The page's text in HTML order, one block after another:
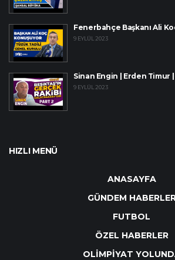
Fenerbahçe Başkanı Ali
9 EYLÜL 2023
Sinan Engin | Erden Timur |
9 EYLÜL 2023
HIZLI MENÜ
ANASAYFA
GÜNDEM
FUTBOL
ÖZEL HABERLER
OLİMPİYAT